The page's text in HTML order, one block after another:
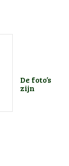
De foto’s
zijn